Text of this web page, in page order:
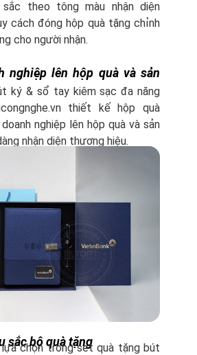
theo tông màu nhận diện
cách đóng hộp quà tặng chỉnh
cho người nhận.
nghiệp lên hộp quà và sản
ký & sổ tay kiêm sạc đa năng
thiết kế hộp quà
nghiệp lên hộp quà và sản
nhận diện thương hiệu.
sắc bộ quà tặng
chọn trong set quà tặng bút